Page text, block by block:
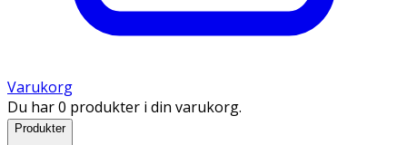
Varukorg
Du har 0 produkter i din varukorg.
Produkter